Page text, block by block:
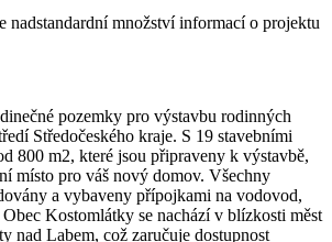
nadstandardní množství informací o projektu
pozemky pro výstavbu rodinných
Středočeského kraje. S 19 stavebními
800 m2, které jsou připraveny k výstavbě,
místo pro váš nový domov. Všechny
a vybaveny přípojkami na vodovod,
Kostomlátky se nachází v blízkosti měst
nad Labem, což zaručuje dostupnost